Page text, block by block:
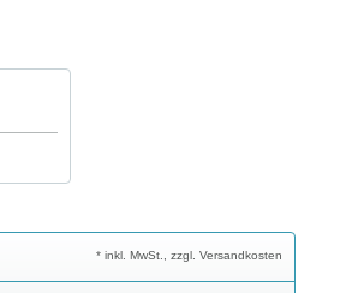
* inkl. MwSt., zzgl. Versandkosten